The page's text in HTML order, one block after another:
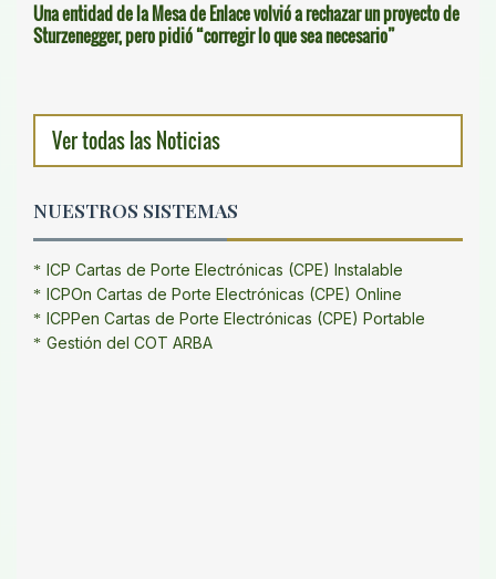
Una entidad de la Mesa de Enlace volvió a rechazar un proyecto de
Sturzenegger, pero pidió “corregir lo que sea necesario”
Ver todas las Noticias
NUESTROS SISTEMAS
ICP Cartas de Porte Electrónicas (CPE) Instalable
ICPOn Cartas de Porte Electrónicas (CPE) Online
ICPPen Cartas de Porte Electrónicas (CPE) Portable
Gestión del COT ARBA